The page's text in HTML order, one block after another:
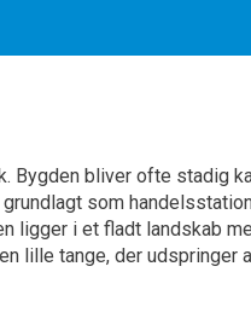
Bygden bliver ofte stadig
som
ligger i et fladt landskab
lille tange, der udspringer